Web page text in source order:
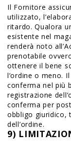
Il Fornitore
utilizzato,
ritardo. Qualora
esistente nel
renderà noto
prenotabile
ottenere il bene
l’ordine o meno.
conferma nel più
registrazione
conferma per
obbligo giuridico,
dell’ordine.
9)